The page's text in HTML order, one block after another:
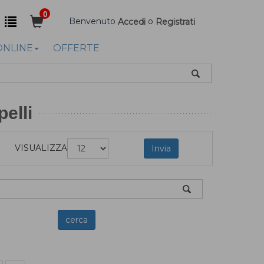
Benvenuto Accedi o Registrati
0
OFFERTE
VISUALIZZA